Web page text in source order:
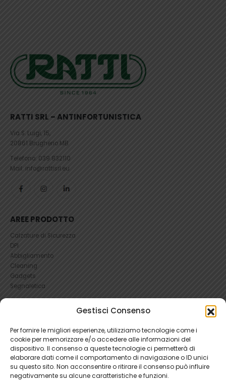
Gestisci Consenso
Per fornire le migliori esperienze, utilizziamo tecnologie come i
cookie per memorizzare e/o accedere alle informazioni del
dispositivo. Il consenso a queste tecnologie ci permetterà di
elaborare dati come il comportamento di navigazione o ID unici
su questo sito. Non acconsentire o ritirare il consenso può influire
negativamente su alcune caratteristiche e funzioni.
RATTI SRL – ANTINFORTUNISTICA
Via S. Luigi, 15,
20861 Brugherio MB
Telefono: 039 832110
Mail: info@rattisrl.eu
AREE PRODOTTO
Calzature di Sicurezza
DPI
Abbigliamento
Cleaning
Gadgets
Segnaletica
RICHIEDI UN RESO
Condizioni e Resi
FAQ Antinfortunistica
Richiesta Reso
CookieePrivacy